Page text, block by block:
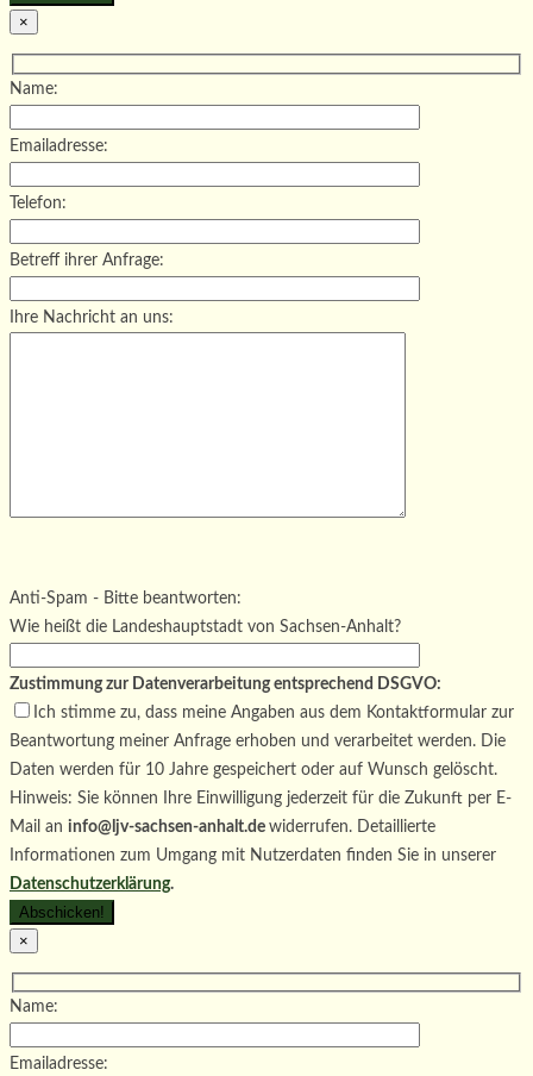
×
Name:
Emailadresse:
Telefon:
Betreff ihrer Anfrage:
Ihre Nachricht an uns:
Bitte lasse dieses Feld leer.
Anti-Spam - Bitte beantworten:
Wie heißt die Landeshauptstadt von Sachsen-Anhalt?
Zustimmung zur Datenverarbeitung entsprechend DSGVO:
Ich stimme zu, dass meine Angaben aus dem Kontaktformular zur
Beantwortung meiner Anfrage erhoben und verarbeitet werden. Die
Daten werden für 10 Jahre gespeichert oder auf Wunsch gelöscht.
Hinweis: Sie können Ihre Einwilligung jederzeit für die Zukunft per E-
Mail an info@ljv-sachsen-anhalt.de widerrufen. Detaillierte
Informationen zum Umgang mit Nutzerdaten finden Sie in unserer
Datenschutzerklärung.
×
Name:
Emailadresse: